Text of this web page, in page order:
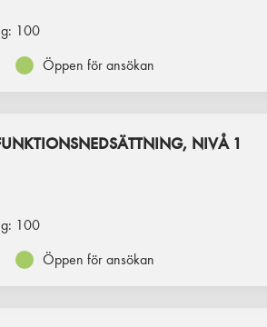
100
Öppen för ansökan
NIVÅ 1
100
Öppen för ansökan